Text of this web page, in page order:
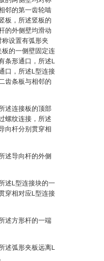
邻的第一齿轮啮
板，所述竖板的
的外侧壁均滑动
设置有弧形夹
的一侧壁固定连
条形通口，所述L
口，所述L型连接
齿条板与相邻的
述连接板的顶部
螺纹连接，所述
向杆分别贯穿相
述导向杆的外侧
述L型连接块的一
穿相对应L型连接
述方形杆的一端
述弧形夹板远离L